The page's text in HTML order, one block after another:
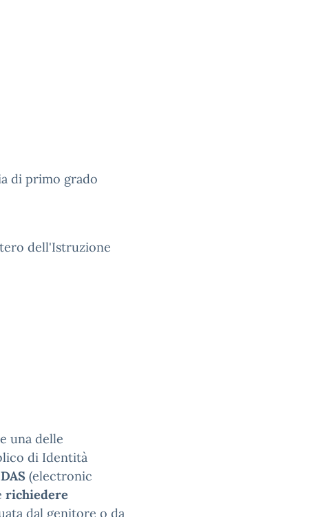
di primo grado
dell'Istruzione
una delle
di Identità
(electronic
richiedere
dal genitore o da